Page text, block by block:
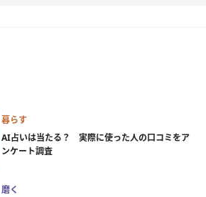
暮らす
AI占いは当たる？ 実際に使った人の口コミをア
ンケート調査
磨く